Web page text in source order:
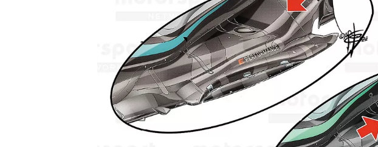
FÓRMULA E